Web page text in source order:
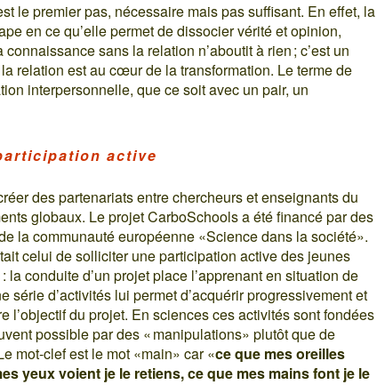
le premier pas, nécessaire mais pas suffisant. En effet, la
en ce qu’elle permet de dissocier vérité et opinion,
sans la relation n’aboutit à rien ; c’est un
relation est au cœur de la transformation. Le terme de
interpersonnelle, que ce soit avec un pair, un
active
des partenariats entre chercheurs et enseignants du
globaux. Le projet CarboSchools a été financé par des
la communauté européenne «Science dans la société».
celui de solliciter une participation active des jeunes
conduite d’un projet place l’apprenant en situation de
série d’activités lui permet d’acquérir progressivement et
l’objectif du projet. En sciences ces activités sont fondées
possible par des « manipulations» plutôt que de
mot-clef est le mot «main» car «ce que mes oreilles
yeux voient je le retiens, ce que mes mains font je le